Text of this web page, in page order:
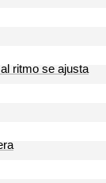
ritmo se ajusta